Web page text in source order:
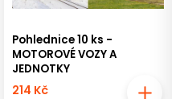
Pohlednice 10 ks -
MOTOROVÉ VOZY A
JEDNOTKY
214 Kč